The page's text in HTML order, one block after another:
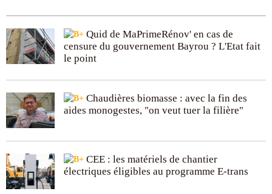
Quid de MaPrimeRénov' en cas de
censure du gouvernement Bayrou ? L'Etat fait
le point
Chaudières biomasse : avec la fin des
aides monogestes, "on veut tuer la filière"
CEE : les matériels de chantier
électriques éligibles au programme E-trans